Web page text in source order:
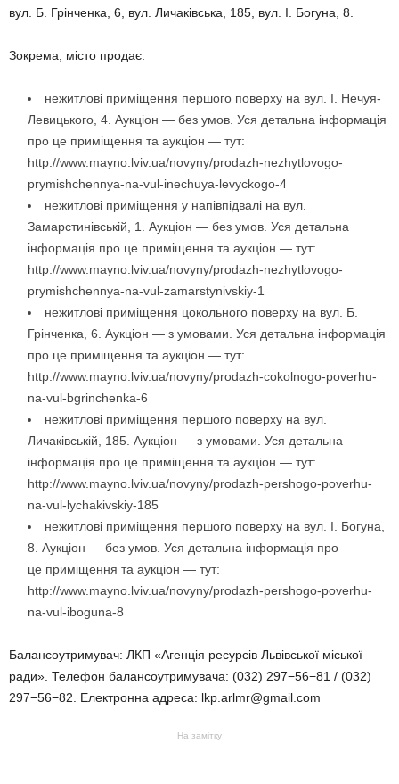
вул. Б. Грінченка, 6, вул. Личаківська, 185, вул. І. Богуна, 8.
Зокрема, місто продає:
нежитлові приміщення першого поверху на вул. І. Нечуя-
Левицького, 4. Аукціон — без умов. Уся детальна інформація
про це приміщення та аукціон — тут:
http://www.mayno.lviv.ua/novyny/prodazh-nezhytlovogo-
prymishchennya-na-vul-inechuya-levyckogo-4
нежитлові приміщення у напівпідвалі на вул.
Замарстинівській, 1. Аукціон — без умов. Уся детальна
інформація про це приміщення та аукціон — тут:
http://www.mayno.lviv.ua/novyny/prodazh-nezhytlovogo-
prymishchennya-na-vul-zamarstynivskiy-1
нежитлові приміщення цокольного поверху на вул. Б.
Грінченка, 6. Аукціон — з умовами. Уся детальна інформація
про це приміщення та аукціон — тут:
http://www.mayno.lviv.ua/novyny/prodazh-cokolnogo-poverhu-
na-vul-bgrinchenka-6
нежитлові приміщення першого поверху на вул.
Личаківській, 185. Аукціон — з умовами. Уся детальна
інформація про це приміщення та аукціон — тут:
http://www.mayno.lviv.ua/novyny/prodazh-pershogo-poverhu-
na-vul-lychakivskiy-185
нежитлові приміщення першого поверху на вул. І. Богуна,
8. Аукціон — без умов. Уся детальна інформація про
це приміщення та аукціон — тут:
http://www.mayno.lviv.ua/novyny/prodazh-pershogo-poverhu-
na-vul-iboguna-8
Балансоутримувач: ЛКП «Агенція ресурсів Львівської міської
ради». Телефон балансоутримувача: (032) 297−56−81 / (032)
297−56−82. Електронна адреса: lkp.arlmr@gmail.com
На замітку